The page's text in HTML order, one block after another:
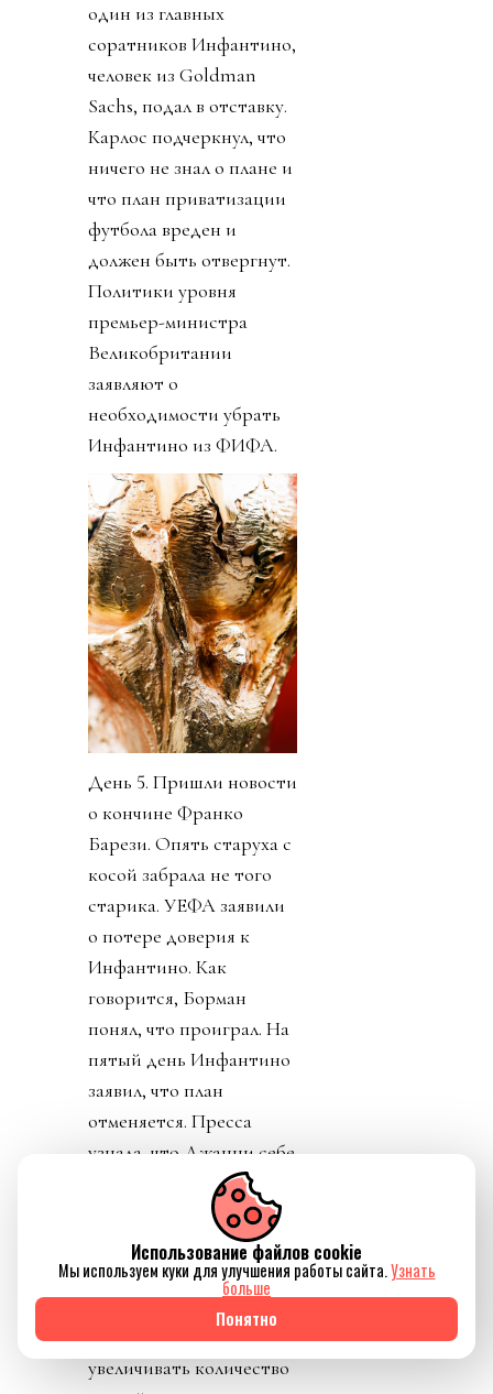
один из главных
соратников Инфантино,
человек из Goldman
Sachs, подал в отставку.
Карлос подчеркнул, что
ничего не знал о плане и
что план приватизации
футбола вреден и
должен быть отвергнут.
Политики уровня
премьер-министра
Великобритании
заявляют о
необходимости убрать
Инфантино из ФИФА.
День 5. Пришли новости
о кончине Франко
Барези. Опять старуха с
косой забрала не того
старика. УЕФА заявили
о потере доверия к
Инфантино. Как
говорится, Борман
понял, что проиграл. На
пятый день Инфантино
заявил, что план
отменяется. Пресса
узнала, что Джанни себе
уже выторговал
зарплату в 30 миллионов
долларов в год, и
дивиденды от нового
почему нужно
увеличивать количество
Использование файлов cookie
Мы используем куки для улучшения работы сайта.Узнать
больше
Понятно